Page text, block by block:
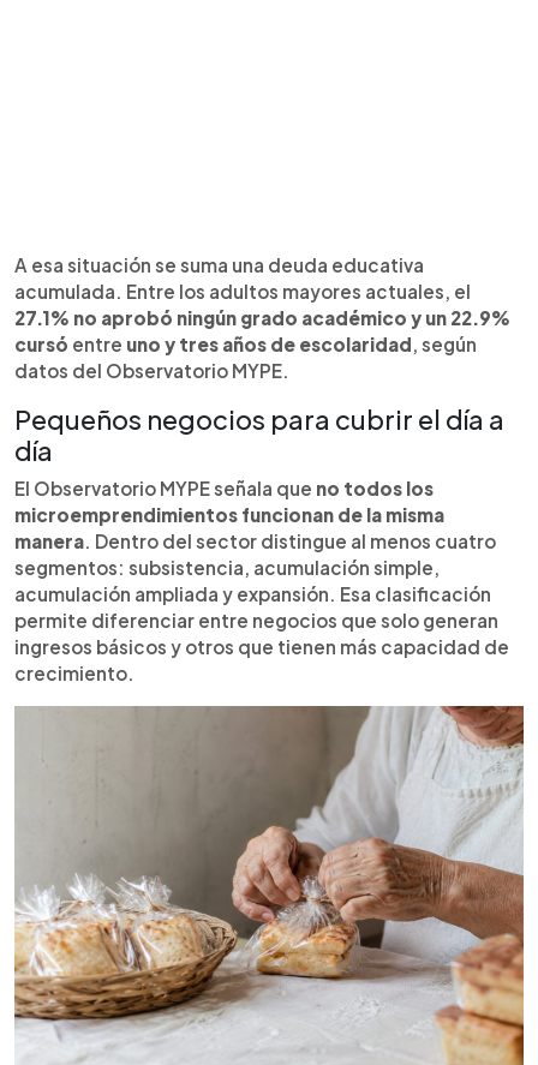
A esa situación se suma una deuda educativa
acumulada. Entre los adultos mayores actuales, el
27.1% no aprobó ningún grado académico y un 22.9%
cursó entre uno y tres años de escolaridad, según
datos del Observatorio MYPE.
Pequeños negocios para cubrir el día a
día
El Observatorio MYPE señala que no todos los
microemprendimientos funcionan de la misma
manera. Dentro del sector distingue al menos cuatro
segmentos: subsistencia, acumulación simple,
acumulación ampliada y expansión. Esa clasificación
permite diferenciar entre negocios que solo generan
ingresos básicos y otros que tienen más capacidad de
crecimiento.